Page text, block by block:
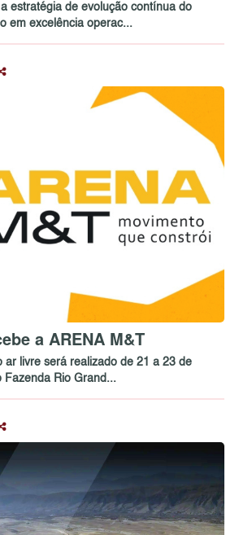
estratégia de evolução contínua do
em excelência operac...
a ARENA M&T
ar livre será realizado de 21 a 23 de
Fazenda Rio Grand...